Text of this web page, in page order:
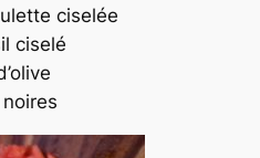
ciselée
ciselé
noires